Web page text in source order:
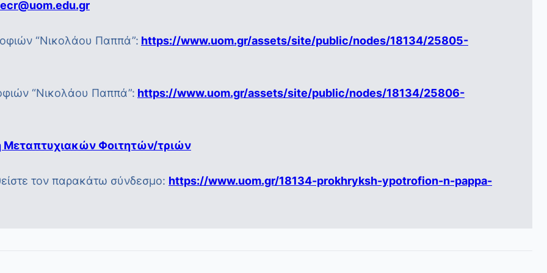
“Νικολάου Παππά”: https://www.uom.gr/assets/site/public/nodes/18134/25805-
“Νικολάου Παππά”: https://www.uom.gr/assets/site/public/nodes/18134/25806-
Μεταπτυχιακών Φοιτητών/τριών
τον παρακάτω σύνδεσμο: https://www.uom.gr/18134-prokhryksh-ypotrofion-n-pappa-